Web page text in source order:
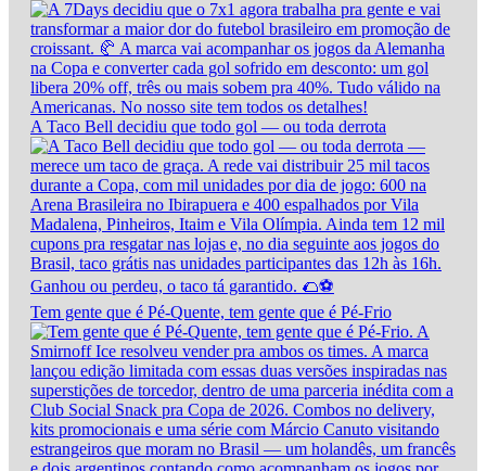
A Taco Bell decidiu que todo gol — ou toda derrota
Tem gente que é Pé-Quente, tem gente que é Pé-Frio